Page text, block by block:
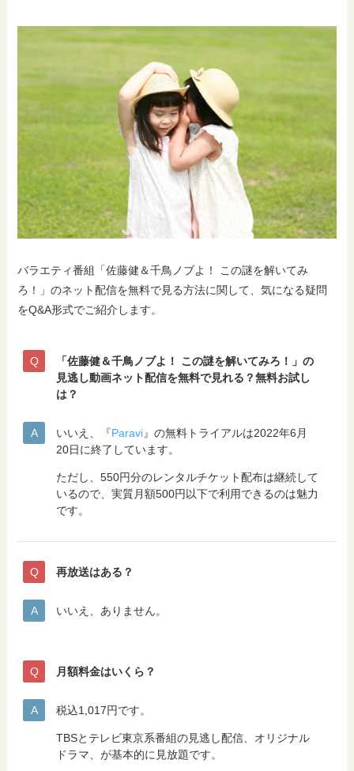
バラエティ番組「佐藤健＆千鳥ノブよ！ この謎を解いてみ
ろ！」のネット配信を無料で見る方法に関して、気になる疑問
をQ&A形式でご紹介します。
「佐藤健＆千鳥ノブよ！ この謎を解いてみろ！」の
見逃し動画ネット配信を無料で見れる？無料お試し
は？
いいえ、『Paravi』の無料トライアルは2022年6月
20日に終了しています。
ただし、550円分のレンタルチケット配布は継続して
いるので、実質月額500円以下で利用できるのは魅力
です。
再放送はある？
いいえ、ありません。
月額料金はいくら？
税込1,017円です。
TBSとテレビ東京系番組の見逃し配信、オリジナル
ドラマ、が基本的に見放題です。